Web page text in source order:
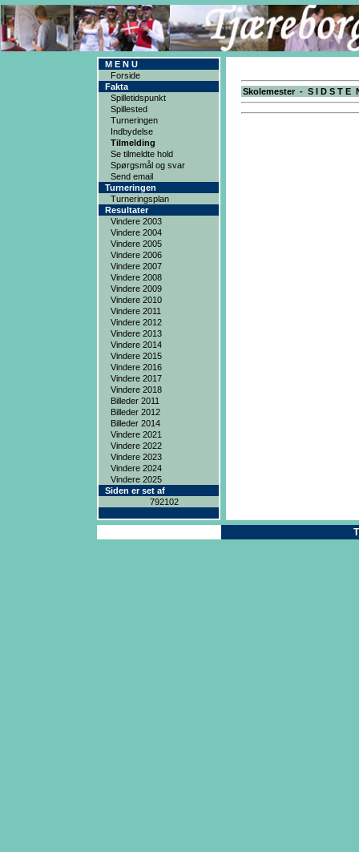
M E N U
Forside
Fakta
Spilletidspunkt
Spillested
Turneringen
Indbydelse
Tilmelding
Se tilmeldte hold
Spørgsmål og svar
Send email
Turneringen
Turneringsplan
Resultater
Vindere 2003
Vindere 2004
Vindere 2005
Vindere 2006
Vindere 2007
Vindere 2008
Vindere 2009
Vindere 2010
Vindere 2011
Vindere 2012
Vindere 2013
Vindere 2014
Vindere 2015
Vindere 2016
Vindere 2017
Vindere 2018
Billeder 2011
Billeder 2012
Billeder 2014
Vindere 2021
Vindere 2022
Vindere 2023
Vindere 2024
Vindere 2025
Siden er set af
792102
Skolemester - S I D S T E